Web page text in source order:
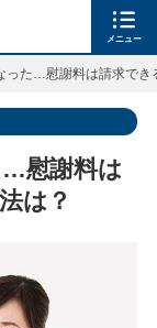
メニュー
った…慰謝料は請求でき
…慰謝料は
は？